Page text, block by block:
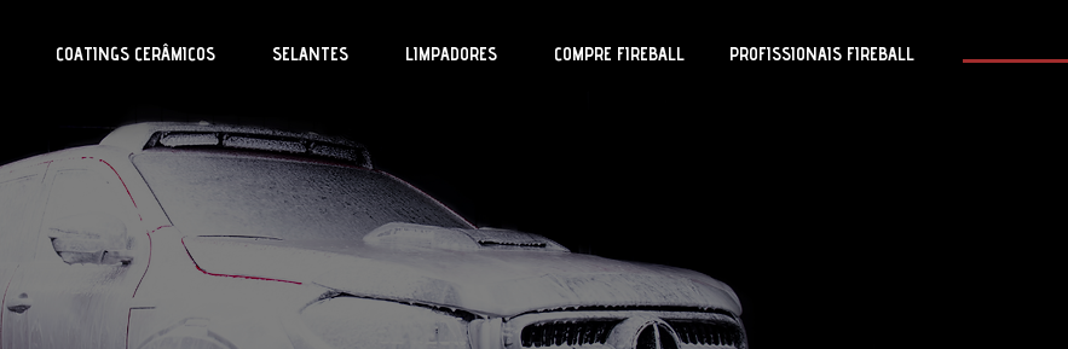
COATINGS CERÂMICOS SELANTES LIMPADORES COMPRE FIREBALL PROFISSIONAIS FIREBALL